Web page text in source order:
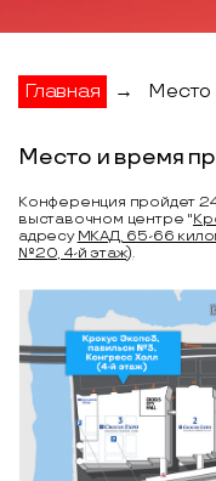
Главная → Место
Место и время
Конференция пройдет
выставочном центре "
адресу МКАД, 65-66
№20, 4-й этаж).